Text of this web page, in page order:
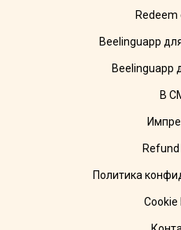
Redeem
Beelinguapp
Beelinguapp
В
Политика
Cookie